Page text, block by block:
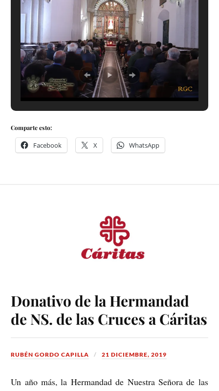
Comparte esto:
Facebook X WhatsApp
Donativo de la Hermandad
de NS. de las Cruces a Cáritas
RUBÉN GORDO CAPILLA 21 DICIEMBRE, 2019
Un año más, la Hermandad de Nuestra Señora de las